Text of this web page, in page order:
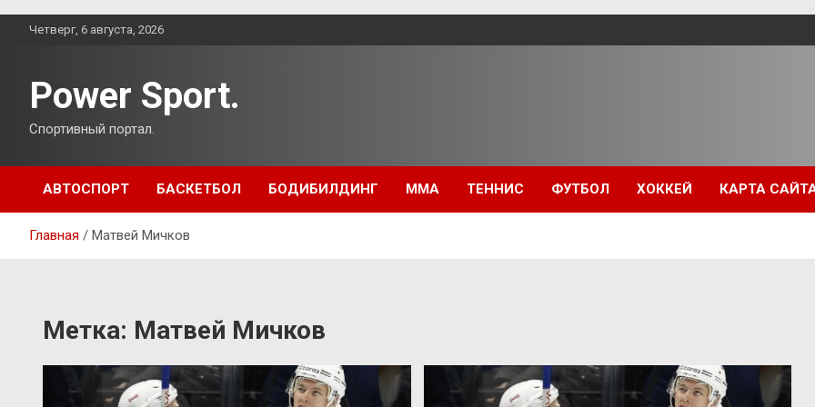
ПерейтиЧетверг, 6 августа, 2026
Power Sport.
Спортивный портал.
АВТОСПОРТ БАСКЕТБОЛ БОДИБИЛДИНГ ММА ТЕННИС ФУТБОЛ ХОККЕЙ КАРТА
Главная Матвей Мичков
Метка: Матвей Мичков